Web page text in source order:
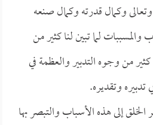
وكمال قدرته وكمال صنعه
والمسببات لما تبين لنا كثير من
من وجوه التدبير والعظمة في
وتقديره.
إلى هذه الأسباب والتبصر بها